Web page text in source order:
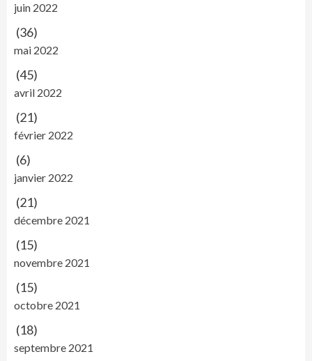
juin 2022
(36)
mai 2022
(45)
avril 2022
(21)
février 2022
(6)
janvier 2022
(21)
décembre 2021
(15)
novembre 2021
(15)
octobre 2021
(18)
septembre 2021